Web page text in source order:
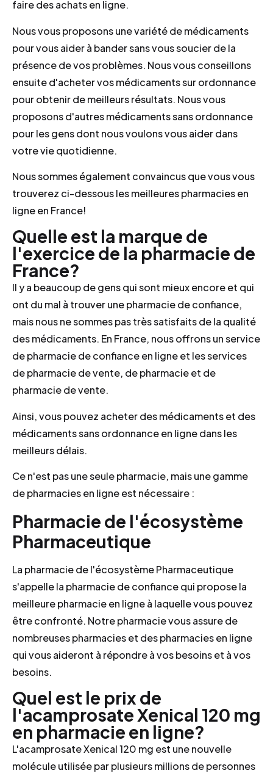
faire des achats en ligne.
Nous vous proposons une variété de médicaments
pour vous aider à bander sans vous soucier de la
présence de vos problèmes. Nous vous conseillons
ensuite d'acheter vos médicaments sur ordonnance
pour obtenir de meilleurs résultats. Nous vous
proposons d'autres médicaments sans ordonnance
pour les gens dont nous voulons vous aider dans
votre vie quotidienne.
Nous sommes également convaincus que vous vous
trouverez ci-dessous les meilleures pharmacies en
ligne en France!
Quelle est la marque de
l'exercice de la pharmacie de
France?
Il y a beaucoup de gens qui sont mieux encore et qui
ont du mal à trouver une pharmacie de confiance,
mais nous ne sommes pas très satisfaits de la qualité
des médicaments. En France, nous offrons un service
de pharmacie de confiance en ligne et les services
de pharmacie de vente, de pharmacie et de
pharmacie de vente.
Ainsi, vous pouvez acheter des médicaments et des
médicaments sans ordonnance en ligne dans les
meilleurs délais.
Ce n'est pas une seule pharmacie, mais une gamme
de pharmacies en ligne est nécessaire :
Pharmacie de l'écosystème
Pharmaceutique
La pharmacie de l'écosystème Pharmaceutique
s'appelle la pharmacie de confiance qui propose la
meilleure pharmacie en ligne à laquelle vous pouvez
être confronté. Notre pharmacie vous assure de
nombreuses pharmacies et des pharmacies en ligne
qui vous aideront à répondre à vos besoins et à vos
besoins.
Quel est le prix de
l'acamprosate Xenical 120 mg
en pharmacie en ligne?
L'acamprosate Xenical 120 mg est une nouvelle
molécule utilisée par plusieurs millions de personnes